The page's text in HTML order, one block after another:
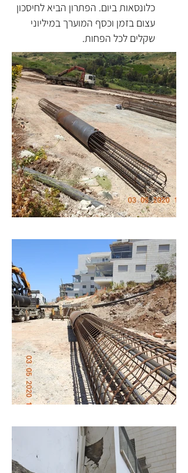
כלונסאות ביום. הפתרון הביא לחיסכון
עצום בזמן וכסף המוערך במיליוני
שקלים לכל הפחות.